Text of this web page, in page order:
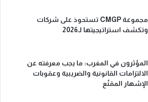
مجموعة CMGP تستحوذ على شركات
وتكشف استراتيجيتها لـ2026
المؤثرون في المغرب: ما يجب معرفته عن
الالتزامات القانونية والضريبية وعقوبات
الإشهار المقنّع